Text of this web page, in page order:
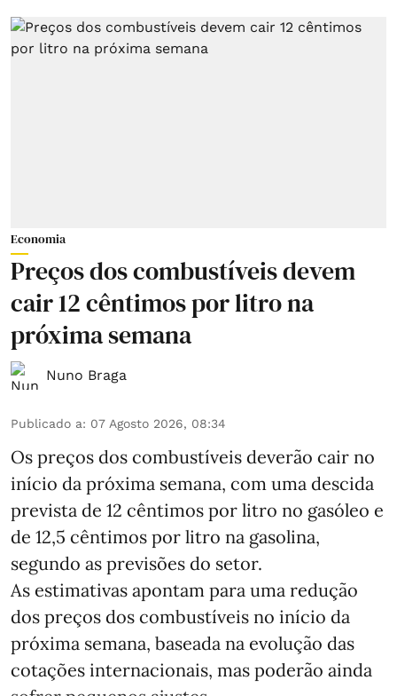
Economia
Preços dos combustíveis devem
cair 12 cêntimos por litro na
próxima semana
Nuno Braga
Publicado a: 07 Agosto 2026, 08:34
Os preços dos combustíveis deverão cair no
início da próxima semana, com uma descida
prevista de 12 cêntimos por litro no gasóleo e
de 12,5 cêntimos por litro na gasolina,
segundo as previsões do setor.
As estimativas apontam para uma redução
dos preços dos combustíveis no início da
próxima semana, baseada na evolução das
cotações internacionais, mas poderão ainda